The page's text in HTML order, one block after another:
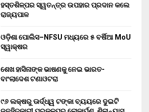
ହସ୍ତଶିଳ୍ପର ସ୍ୱତନ୍ତ୍ର ଉପହାର ପ୍ରଦାନ କଲେ
ରାଜ୍ୟପାଳ
ଓଡ଼ିଶା ପୋଲିସ–NFSU ମଧ୍ୟରେ ୫ ବର୍ଷିଆ MoU
ସ୍ୱାକ୍ଷର
ଶେଖ ହାସିନାଙ୍କ ଭାଷଣକୁ ନେଇ ଭାରତ-
ବାଂଲାଦେଶ ଟଣାଓଟରା
୯୬ ଲକ୍ଷରୁ ଊର୍ଦ୍ଧ୍ୱ ଟଙ୍କା ବ୍ୟୟରେ ଦୁଇଟି